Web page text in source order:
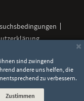
Unser
bei
WhatsApp
×
sind zwingend
andere uns helfen, die
zu verbessern.
Zustimmen